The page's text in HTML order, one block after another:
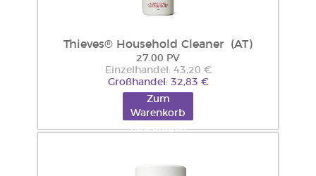
Thieves® Household Cleaner (AT)
27.00 PV
Einzelhandel: 43,20 €
Großhandel: 32,83 €
Zum
Warenkorb
hinzufügen